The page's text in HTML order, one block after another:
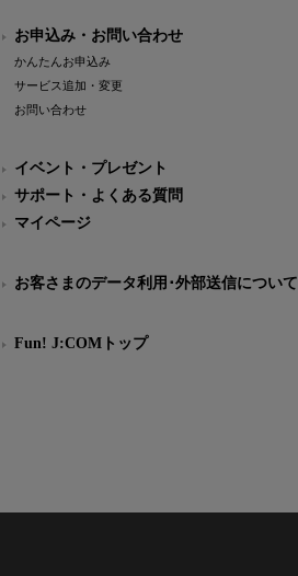
お申込み・お問い合わせ
かんたんお申込み
サービス追加・変更
お問い合わせ
イベント・プレゼント
サポート・よくある質問
マイページ
お客さまのデータ利用･外部送信について
Fun! J:COMトップ